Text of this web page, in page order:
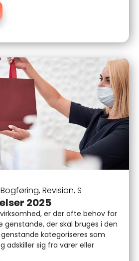
Bogføring,Revision,S
2025
er der ofte behov for
genstande, der skal bruges i den
kategoriseres som
adskiller sig fra varer eller